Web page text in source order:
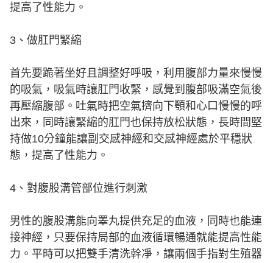
提高了性能力。
3、做肛門緊縮
首先要跪著坐好且調整好呼吸，利用腹部力量來慢慢
的吸氣，吸氣時讓肛門收緊，感覺到腹部吸滿空氣後
再壓縮腹部。吐氣時把空氣擠向下顎和心口慢慢的呼
出來，同時讓緊縮的肛門也保持放松狀態，長時間堅
持做10分鐘能讓副交感神經和交感神經處於平穩狀
態，提高了性能力。
4、對腹股溝管部位進行刺激
男性的腹股溝能向睪丸提供充足的血液，同時也能連
接神經，只要保持局部的血液循環暢通就能提高性能
力。平時可以把雙手清洗幹凈，讓兩個手指對生殖器